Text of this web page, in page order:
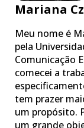
Mariana
Meu nome é
pela
Comunicação
comecei a
tem prazer
um propósito.
um grande